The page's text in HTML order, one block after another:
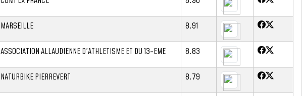
MARSEILLE 8.91
ASSOCIATION ALLAUDIENNE D'ATHLETISME ET DU 13-EME 8.83
NATURBIKE PIERREVERT 8.79